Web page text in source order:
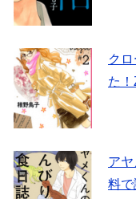
ク
た
ア
料